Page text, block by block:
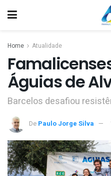
Home Atualidade
Águias de
Barcelos desafiou
De Paulo Jorge Silva